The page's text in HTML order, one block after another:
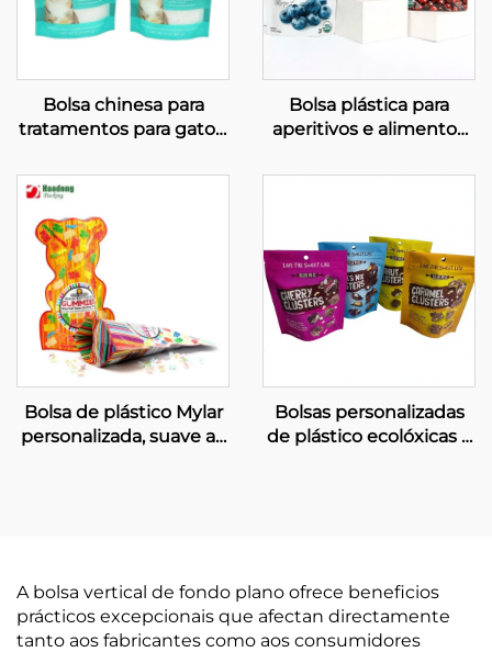
Bolsa chinesa para
tratamentos para gatos,
resealable
Bolsa plástica para
aperitivos e alimentos
embalar alimentos
Bolsa de plástico Mylar
personalizada, suave ao
Bolsas personalizadas
de plástico ecolóxicas e
A bolsa vertical de fondo plano ofrece beneficios
prácticos excepcionais que afectan directamente
tanto aos fabricantes como aos consumidores